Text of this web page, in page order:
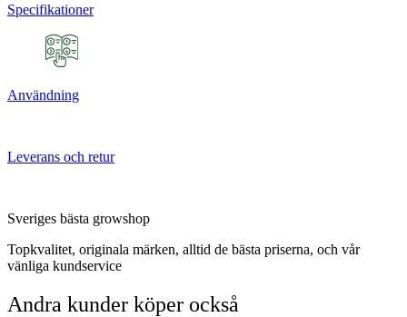
Specifikationer
Användning
Leverans och retur
Sveriges bästa growshop
Topkvalitet, originala märken, alltid de bästa priserna, och vår
vänliga kundservice
Andra kunder köper också